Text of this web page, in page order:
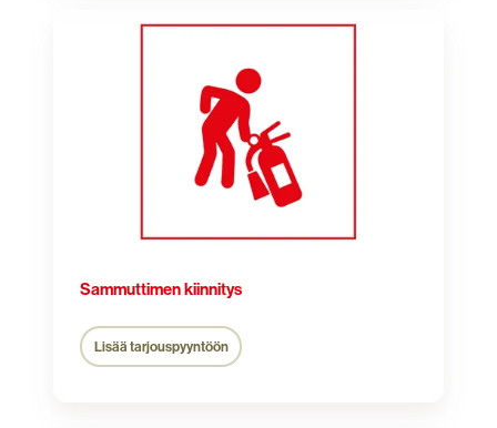
Sammuttimen
Sammuttimen kiinnitys
Lisää tarjouspyyntöön